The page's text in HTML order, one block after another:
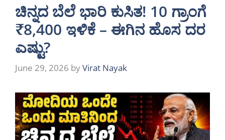
ಚಿನ್ನದ ಬೆಲೆ ಭಾರಿ ಕುಸಿತ! 10 ಗ್ರಾಂಗೆ
₹8,400 ಇಳಿಕೆ – ಈಗಿನ ಹೊಸ ದರ
ಎಷ್ಟು?
June 29, 2026 byVirat Nayak